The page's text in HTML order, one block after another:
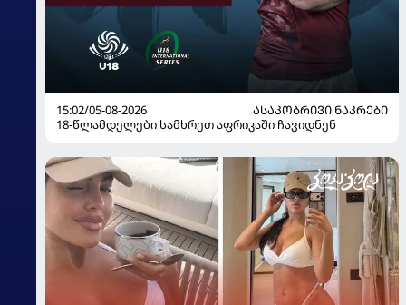
15:02/05-08-2026
ᲐᲡᲐᲙᲝᲑᲠᲘᲕᲘ ᲜᲐᲙᲠᲔᲑᲘ
18-წლამდელები სამხრეთ აფრიკაში ჩავიდნენ